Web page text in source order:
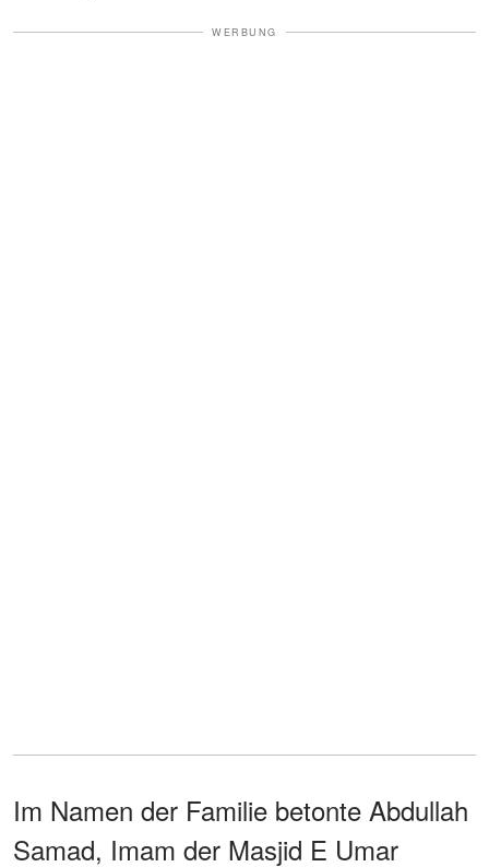
WERBUNG
Im Namen der Familie betonte Abdullah
Samad, Imam der Masjid E Umar